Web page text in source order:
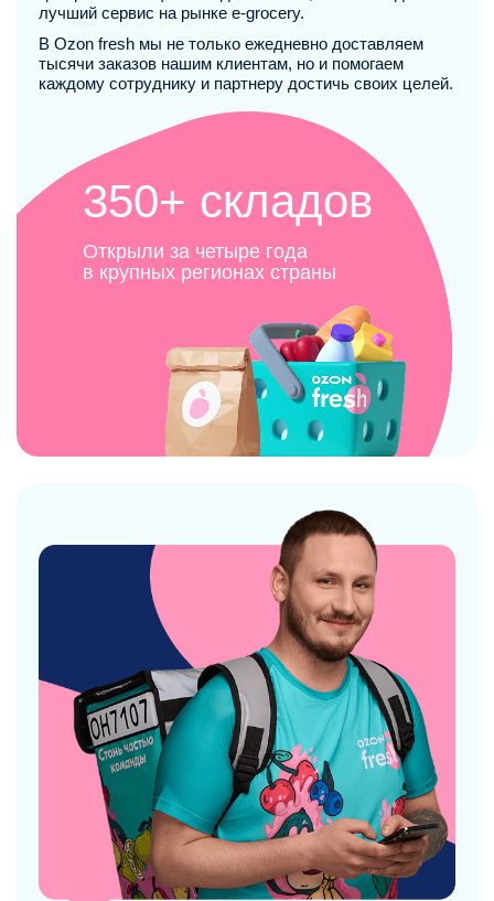
лучший сервис на рынке e-grocery.
В Ozon fresh мы не только ежедневно доставляем
тысячи заказов нашим клиентам, но и помогаем
каждому сотруднику и партнеру достичь своих целей.
350+ складов
Открыли за четыре года
в крупных регионах страны